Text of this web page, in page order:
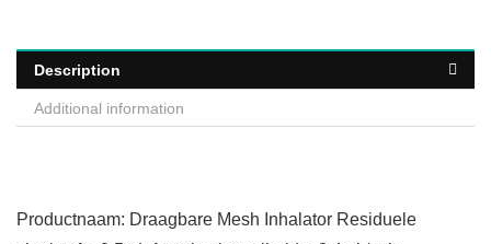
Description
Additional information
Productnaam: Draagbare Mesh Inhalator Residuele